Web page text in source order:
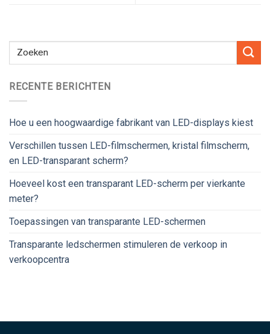
RECENTE BERICHTEN
Hoe u een hoogwaardige fabrikant van LED-displays kiest
Verschillen tussen LED-filmschermen, kristal filmscherm,
en LED-transparant scherm?
Hoeveel kost een transparant LED-scherm per vierkante
meter?
Toepassingen van transparante LED-schermen
Transparante ledschermen stimuleren de verkoop in
verkoopcentra